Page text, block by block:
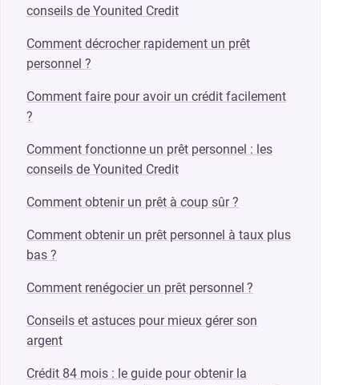
conseils de Younited Credit
Comment décrocher rapidement un prêt
personnel ?
Comment faire pour avoir un crédit facilement
?
Comment fonctionne un prêt personnel : les
conseils de Younited Credit
Comment obtenir un prêt à coup sûr ?
Comment obtenir un prêt personnel à taux plus
bas ?
Comment renégocier un prêt personnel ?
Conseils et astuces pour mieux gérer son
argent
Crédit 84 mois : le guide pour obtenir la